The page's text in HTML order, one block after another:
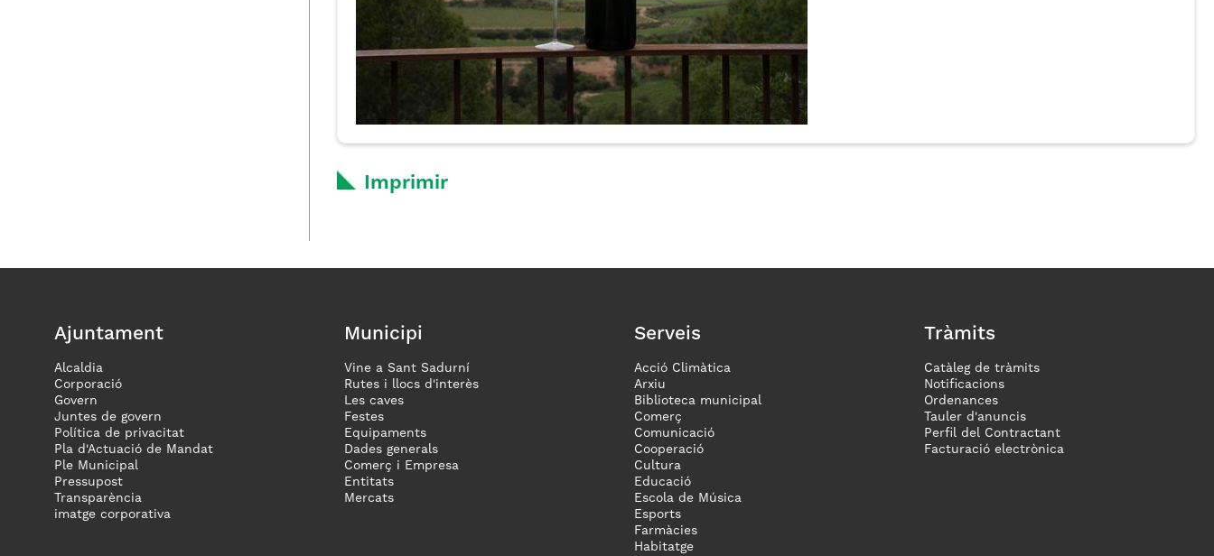
Imprimir
Ajuntament
Alcaldia
Corporació
Govern
Juntes de govern
Política de privacitat
Pla d'Actuació de Mandat
Ple Municipal
Pressupost
Transparència
imatge corporativa
Municipi
Vine a Sant Sadurní
Rutes i llocs d'interès
Les caves
Festes
Equipaments
Dades generals
Comerç i Empresa
Entitats
Mercats
Serveis
Acció Climàtica
Arxiu
Biblioteca municipal
Comerç
Comunicació
Cooperació
Cultura
Educació
Escola de Música
Esports
Farmàcies
Habitatge
Tràmits
Catàleg de tràmits
Notificacions
Ordenances
Tauler d'anuncis
Perfil del Contractant
Facturació electrònica